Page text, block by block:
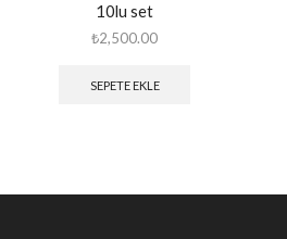
10lu set
₺2,500.00
SEPETE EKLE